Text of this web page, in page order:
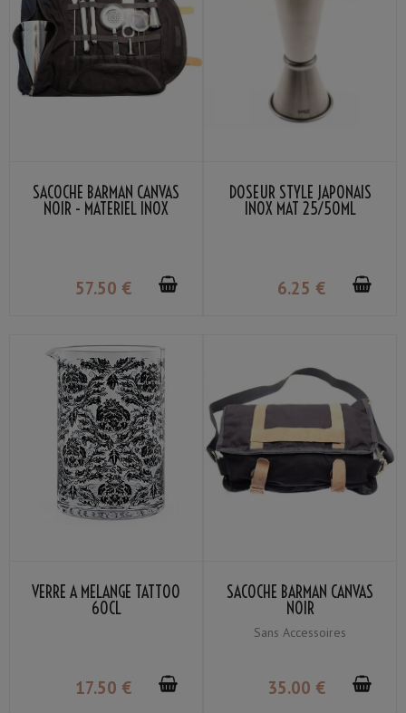
SACOCHE BARMAN CANVAS
NOIR - MATERIEL INOX
57.50 €
DOSEUR STYLE JAPONAIS
INOX MAT 25/50ML
6.25 €
VERRE À MÉLANGE TATTOO
60CL
17.50 €
SACOCHE BARMAN CANVAS
NOIR
Sans Accessoires
35.00 €